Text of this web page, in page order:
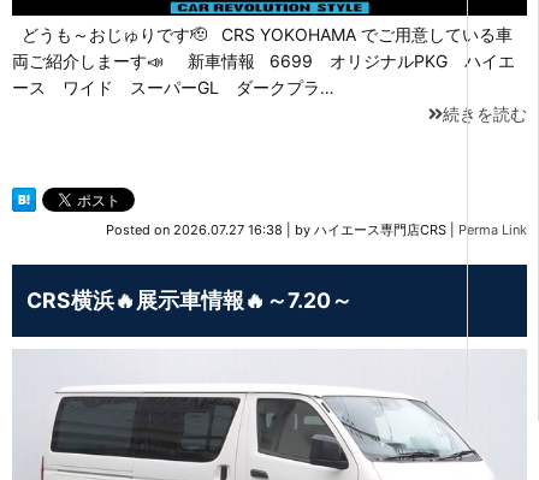
どうも～おじゅりです🫡 CRS YOKOHAMA でご用意している車
両ご紹介しまーす📣 新車情報 6699 オリジナルPKG ハイエ
ース ワイド スーパーGL ダークプラ…
続きを読む
Posted on 2026.07.27 16:38 by ハイエース専門店CRS Perma Link
CRS横浜🔥展示車情報🔥～7.20～